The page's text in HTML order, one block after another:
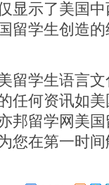
显示了美国
留学生创造
学生语言文
任何资讯如
邦留学网美
您在第一时